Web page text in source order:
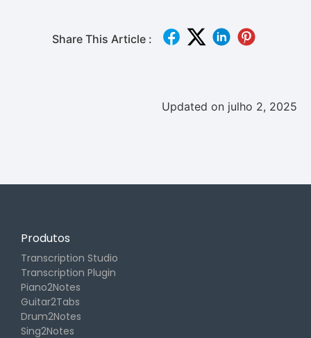
Share This Article :
Updated on julho 2, 2025
Produtos
Transcription Studio
Transcription Plugin
Piano2Notes
Guitar2Tabs
Drum2Notes
Sing2Notes